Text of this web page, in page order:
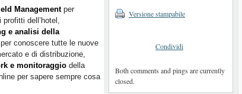
Versione stampabile
Condividi
Both comments and pings are currently
closed.
Managementper
dell’hotel,
e analisi della
conoscere tutte le nuove
e di distribuzione,
e monitoraggio della
per sapere sempre cosa